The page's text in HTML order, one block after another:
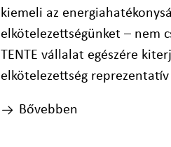
kiemeli az
elkötelezettségünket – nem
TENTE vállalat egészére
elkötelezettség
Bővebben